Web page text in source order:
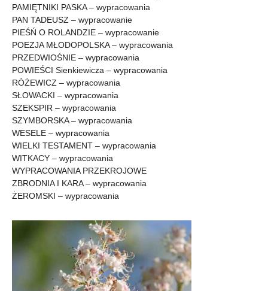
PAMIĘTNIKI PASKA – wypracowania
PAN TADEUSZ – wypracowanie
PIEŚŃ O ROLANDZIE – wypracowanie
POEZJA MŁODOPOLSKA – wypracowania
PRZEDWIOŚNIE – wypracowania
POWIEŚCI Sienkiewicza – wypracowania
RÓŻEWICZ – wypracowania
SŁOWACKI – wypracowania
SZEKSPIR – wypracowania
SZYMBORSKA – wypracowania
WESELE – wypracowania
WIELKI TESTAMENT – wypracowania
WITKACY – wypracowania
WYPRACOWANIA PRZEKROJOWE
ZBRODNIA I KARA – wypracowania
ŻEROMSKI – wypracowania